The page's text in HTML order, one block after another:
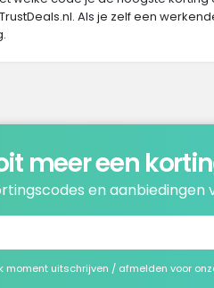
Als je zelf een
meer een
en aanbiedingen
moment uitschrijven / afmelden voor